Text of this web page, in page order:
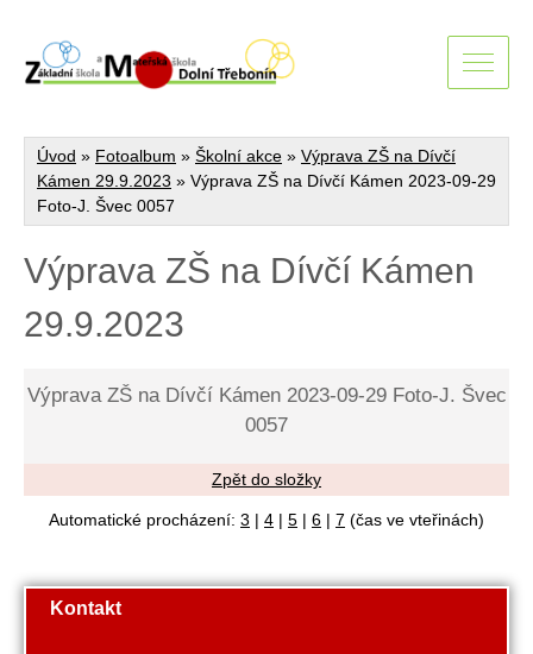
Úvod » Fotoalbum » Školní akce » Výprava ZŠ na Dívčí
Kámen 29.9.2023 » Výprava ZŠ na Dívčí Kámen 2023-09-29
Foto-J. Švec 0057
Výprava ZŠ na Dívčí Kámen
29.9.2023
Výprava ZŠ na Dívčí Kámen 2023-09-29 Foto-J. Švec
0057
Zpět do složky
Automatické procházení: 3 | 4 | 5 | 6 | 7 (čas ve vteřinách)
Kontakt